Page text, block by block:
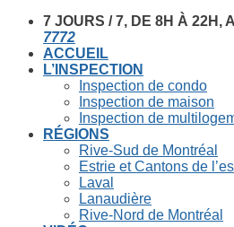
7 JOURS / 7, DE 8H À 22H,
7772
ACCUEIL
L’INSPECTION
Inspection de condo
Inspection de maison
Inspection de
RÉGIONS
Rive-Sud de Montréal
Estrie et Cantons de
Laval
Lanaudière
Rive-Nord de Montréal